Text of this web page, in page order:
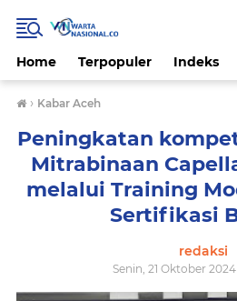
Home Terpopuler Indeks
› Kabar Aceh
Peningkatan
Mitrabinaan
melalui Training
Sertifikasi
redaksi
Senin, 21 Oktober 2024